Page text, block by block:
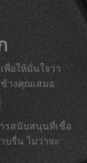
พื่อให้มั่นใจว่า
างคุณเสมอ
รสนับสนุนที่เชื่อ
บรื่น ไม่ว่าจะ